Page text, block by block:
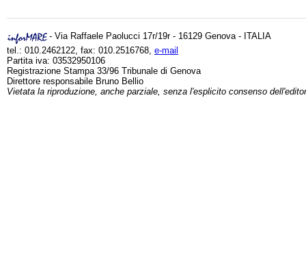
- Via Raffaele Paolucci 17r/19r - 16129 Genova - ITALIA
tel.: 010.2462122, fax: 010.2516768, e-mail
Partita iva: 03532950106
Registrazione Stampa 33/96 Tribunale di Genova
Direttore responsabile Bruno Bellio
Vietata la riproduzione, anche parziale, senza l'esplicito consenso